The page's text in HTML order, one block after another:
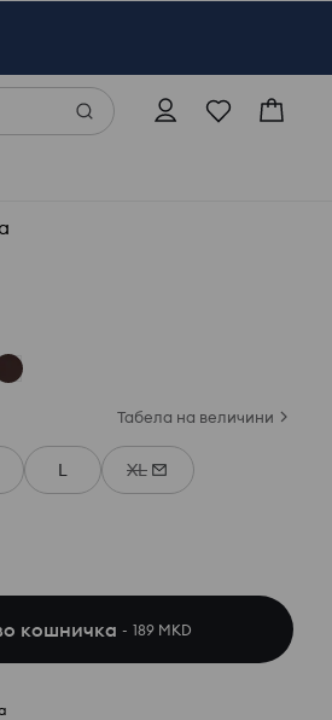
Табела на величини
L XL
кошничка 189 MKD